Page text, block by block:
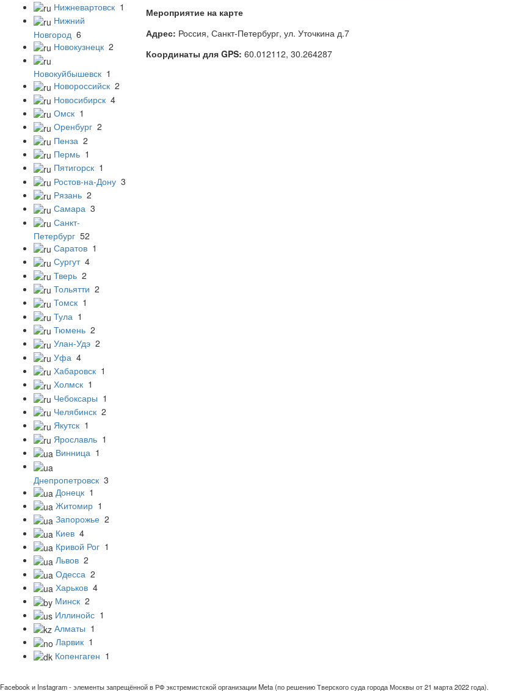
Нижневартовск 1
Нижний
Новгород 6
Новокузнецк 2
Новокуйбышевск 1
Новороссийск 2
Новосибирск 4
Омск 1
Оренбург 2
Пенза 2
Пермь 1
Пятигорск 1
Ростов-на-Дону 3
Рязань 2
Самара 3
Санкт-
Петербург 52
Саратов 1
Сургут 4
Тверь 2
Тольятти 2
Томск 1
Тула 1
Тюмень 2
Улан-Удэ 2
Уфа 4
Хабаровск 1
Холмск 1
Чебоксары 1
Челябинск 2
Якутск 1
Ярославль 1
Винница 1
Днепропетровск 3
Донецк 1
Житомир 1
Запорожье 2
Киев 4
Кривой Рог 1
Львов 2
Одесса 2
Харьков 4
Минск 2
Иллинойс 1
Алматы 1
Ларвик 1
Копенгаген 1
Мероприятие на карте
Адрес: Россия, Санкт-Петербург, ул. Уточкина д.7
Координаты для GPS: 60.012112, 30.264287
Facebook и Instagram - элементы запрещённой в РФ экстремистской организации Meta (по решению Тверского суда города Москвы от 21 марта 2022 года).